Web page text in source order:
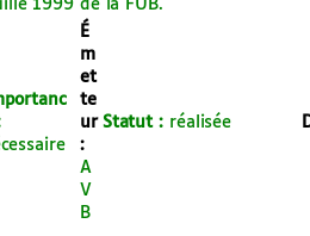
1999 de la FUB.
É
m
et
te
ur
:
A
V
B
Statut : réalisée